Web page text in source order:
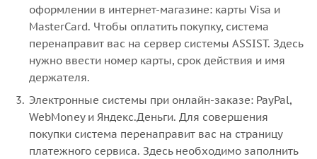
оформлении в интернет-магазине: карты Visa и
MasterCard. Чтобы оплатить покупку, система
перенаправит вас на сервер системы ASSIST. Здесь
нужно ввести номер карты, срок действия и имя
держателя.
Электронные системы при онлайн-заказе: PayPal,
WebMoney и Яндекс.Деньги. Для совершения
покупки система перенаправит вас на страницу
платежного сервиса. Здесь необходимо заполнить